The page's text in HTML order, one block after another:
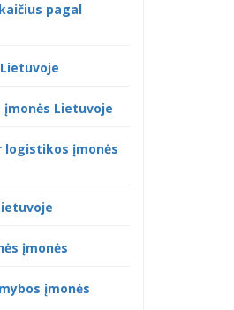
pagal
Lietuvoje
logistikos įmonės
įmonės
įmonės